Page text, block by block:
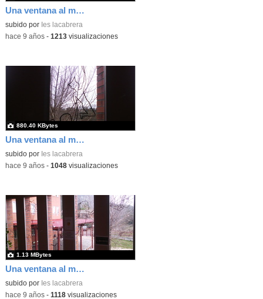
Una ventana al mundo 2 7
subido por Ies lacabrera
-hace 9 años- 1213visualizaciones
Una ventana al mundo 2 8
subido por Ies lacabrera
880.40 KBytes
-hace 9 años- 1048visualizaciones
Una ventana al mundo 2 9
subido por Ies lacabrera
1.13 MBytes
-hace 9 años- 1118visualizaciones